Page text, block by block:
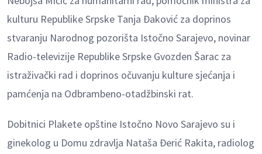
kulturu Republike Srpske Tanja Đaković za doprinos
stvaranju Narodnog pozorišta Istočno Sarajevo, novinar
Radio-televizije Republike Srpske Gvozden Šarac za
istraživački rad i doprinos očuvanju kulture sjećanja i
pamćenja na Odbrambeno-otadžbinski rat.
Dobitnici Plakete opštine Istočno Novo Sarajevo su i
ginekolog u Domu zdravlja Nataša Đerić Rakita, radiolog